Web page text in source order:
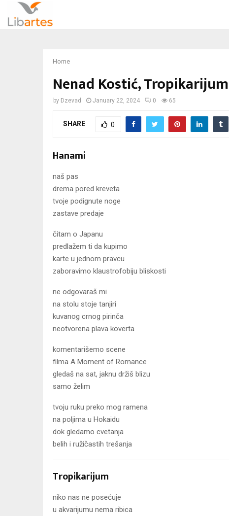
Home
Nenad Kostić, Tropikarijum
by Dzevad January 22, 2024 0 65
SHARE 0
Hanami
naš pas
drema pored kreveta
tvoje podignute noge
zastave predaje
čitam o Japanu
predlažem ti da kupimo
karte u jednom pravcu
zaboravimo klaustrofobiju bliskosti
ne odgovaraš mi
na stolu stoje tanjiri
kuvanog crnog pirinča
neotvorena plava koverta
komentarišemo scene
filma A Moment of Romance
gledaš na sat, jaknu držiš blizu
samo želim
tvoju ruku preko mog ramena
na poljima u Hokaidu
dok gledamo cvetanja
belih i ružičastih trešanja
Tropikarijum
niko nas ne posećuje
u akvarijumu nema ribica